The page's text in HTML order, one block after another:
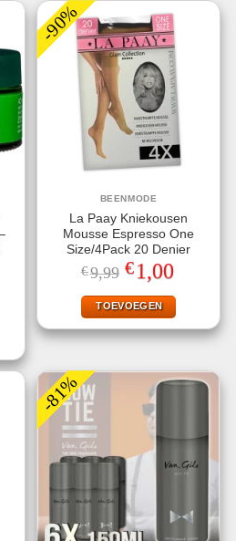
-90%
BEENMODE
La Paay Kniekousen
Mousse Espresso One
Size/4Pack 20 Denier
€9,99 Oorspronkelijke
prijs
was:
€9,99.
€1,00
is:
€1,00.
TOEVOEGEN
-81%